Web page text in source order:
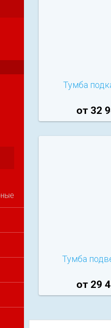
Тумба
от 32
Тумба
от 29